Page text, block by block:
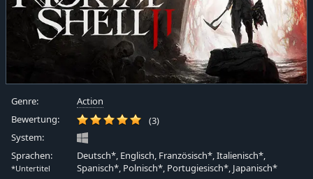
Genre:
Action
Bewertung:
(3)
System:
Sprachen:
*Untertitel
Deutsch*, Englisch, Französisch*, Italienisch*,
Spanisch*, Polnisch*, Portugiesisch*, Japanisch*